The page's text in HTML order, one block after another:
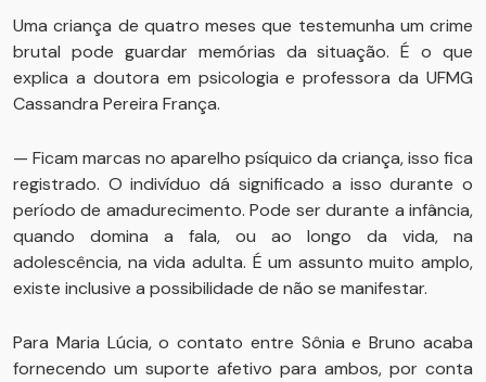
Uma criança de quatro meses que testemunha um crime
brutal pode guardar memórias da situação. É o que
explica a doutora em psicologia e professora da UFMG
Cassandra Pereira França.
— Ficam marcas no aparelho psíquico da criança, isso fica
registrado. O indivíduo dá significado a isso durante o
período de amadurecimento. Pode ser durante a infância,
quando domina a fala, ou ao longo da vida, na
adolescência, na vida adulta. É um assunto muito amplo,
existe inclusive a possibilidade de não se manifestar.
Para Maria Lúcia, o contato entre Sônia e Bruno acaba
fornecendo um suporte afetivo para ambos, por conta